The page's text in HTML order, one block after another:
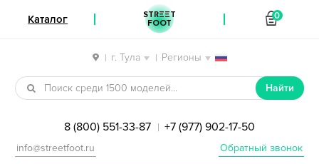
| г. Тула | Регионы
Перейти к навигации
Перейти к содержимому
Найти
8 (800) 551-33-87 | +7 (977) 902-17-50
Обратный звонок
info@streetfoot.ru
Каталог STREET
FOOT
0